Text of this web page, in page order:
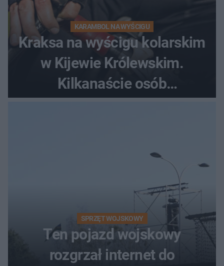
KARAMBOL NA WYŚCIGU
Kraksa na wyścigu kolarskim
w Kijewie Królewskim.
Kilkanaście osób
SPRZĘT WOJSKOWY
Ten pojazd wojskowy
rozgrzał internet do